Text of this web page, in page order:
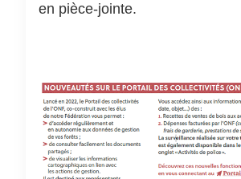
en pièce-jointe.